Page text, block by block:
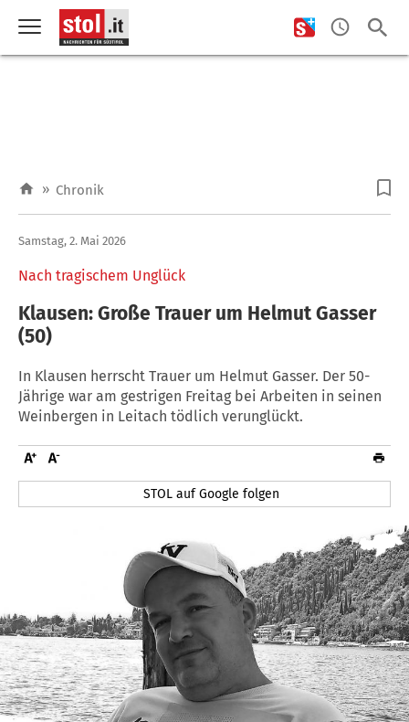
» Chronik
Nach tragischem Unglück
Samstag, 2. Mai 2026
Klausen: Große Trauer um Helmut Gasser
(50)
In Klausen herrscht Trauer um Helmut Gasser. Der 50-
Jährige war am gestrigen Freitag bei Arbeiten in seinen
Weinbergen in Leitach tödlich verunglückt.
STOL auf Google folgen